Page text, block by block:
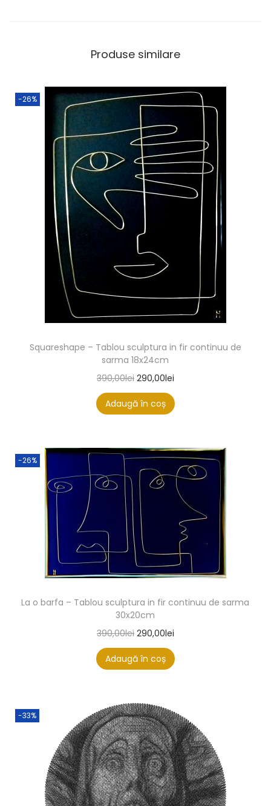
Produse similare
-26%
Squareshape – Tablou sculptura in fir continuu de
sarma 18x24cm
390,00lei 290,00lei
Adaugă în coș
-26%
La o barfa – Tablou sculptura in fir continuu de sarma
30x20cm
390,00lei 290,00lei
Adaugă în coș
-33%